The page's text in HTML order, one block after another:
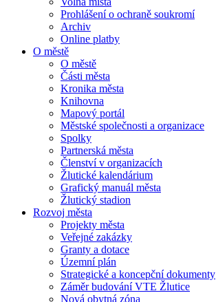
Prohlášení o ochraně soukromí
Archiv
Online platby
O městě
O městě
Části města
Kronika města
Knihovna
Mapový portál
Městské společnosti a organizace
Spolky
Partnerská města
Členství v organizacích
Žlutické kalendárium
Grafický manuál města
Žlutický stadion
Rozvoj města
Projekty města
Veřejné zakázky
Granty a dotace
Územní plán
Strategické a koncepční dokumenty
Záměr budování VTE Žlutice
Nová obytná zóna